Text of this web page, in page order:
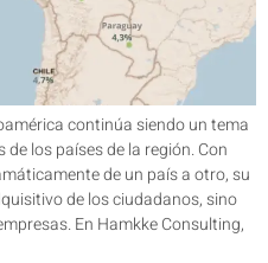
continúa siendo un tema
los países de la región. Con
de un país a otro, su
de los ciudadanos, sino
En Hamkke Consulting,